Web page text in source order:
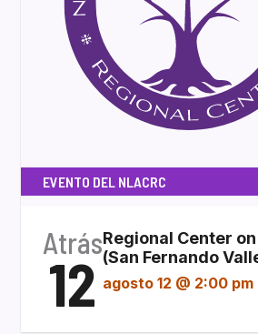
EVENTO DEL NLACRC
Atrás
12
Regional Center
(San Fernando
agosto 12 @ 2:00 pm